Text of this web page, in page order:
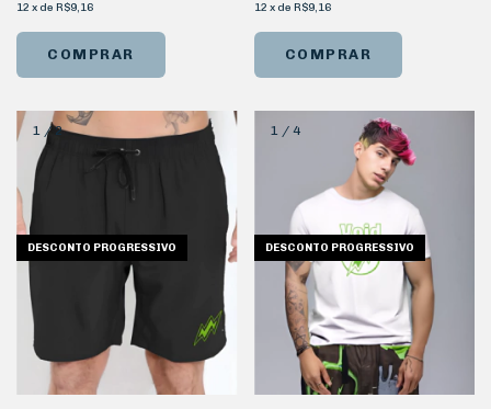
12 x de R$9,16
COMPRAR
12 x de R$9,16
COMPRAR
1 /2
DESCONTO PROGRESSIVO
1/ 4
DESCONTO PROGRESSIVO